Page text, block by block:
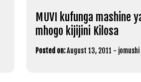
MUVI kufunga mashine
mhogo kijijini Kilosa
Posted on:August 13, 2011 - jomushi